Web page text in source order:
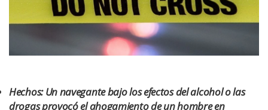
Hechos: Un navegante bajo los efectos del alcohol o las
drogas provocó el ahogamiento de un hombre en